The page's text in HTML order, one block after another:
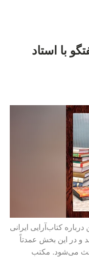
با استاد
كتاب‌آرايی ايرانی
و در اين بخش عمدتاً
می‌شود. مكتب